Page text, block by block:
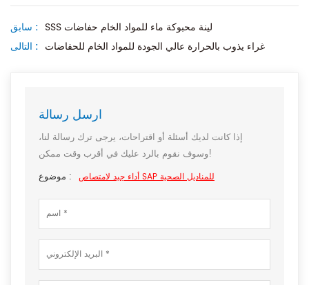
سابق :
SSS لينة محبوكة ماء للمواد الخام حفاضات
التالى : غراء يذوب بالحرارة عالي الجودة للمواد الخام للحفاضات
ارسل رسالة
إذا كانت لديك أسئلة أو اقتراحات، يرجى ترك رسالة لنا،
وسوف نقوم بالرد عليك في أقرب وقت ممكن!
موضوع :
أداء جيد لامتصاص SAP للمناديل الصحية